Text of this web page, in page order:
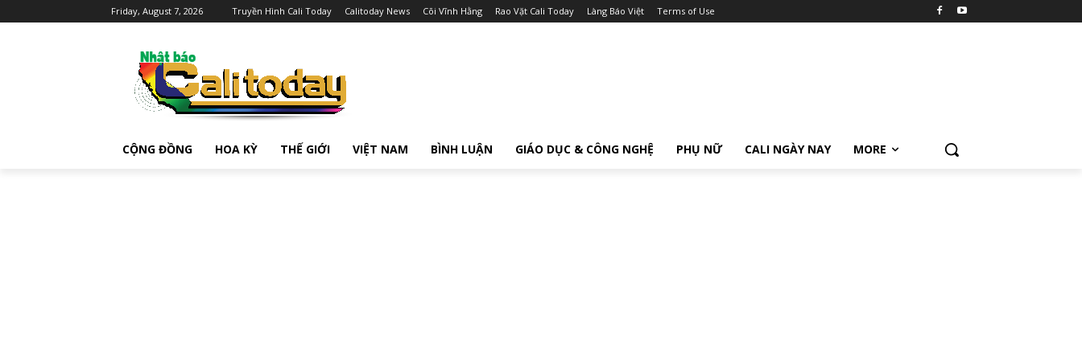
Friday, August 7, 2026 Truyền Hình Cali Today Calitoday News Cõi Vĩnh Hằng Rao Vặt Cali Today Làng Báo Việt Terms of Use
CỘNG ĐỒNG HOA KỲ THẾ GIỚI VIỆT NAM BÌNH LUẬN GIÁO DỤC & CÔNG NGHỆ PHỤ NỮ CALI NGÀY NAY MORE